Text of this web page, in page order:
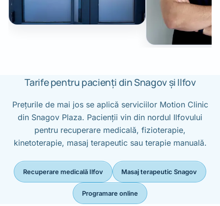
Tarife pentru pacienți din Snagov și Ilfov
Prețurile de mai jos se aplică serviciilor Motion Clinic
din Snagov Plaza. Pacienții vin din nordul Ilfovului
pentru recuperare medicală, fizioterapie,
kinetoterapie, masaj terapeutic sau terapie manuală.
Recuperare medicală Ilfov Masaj terapeutic Snagov
Programare online